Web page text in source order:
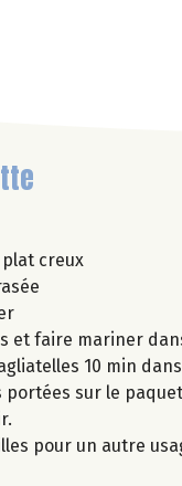
creux
et faire mariner
10 min
sur le
pour un autre